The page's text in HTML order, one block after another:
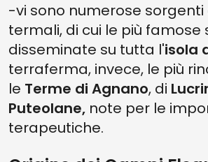
-vi sono numerose sorgenti
termali, di cui le più famose
disseminate su tutta l'isola
terraferma, invece, le più
le Terme di Agnano, di
Puteolane, note per le
terapeutiche.